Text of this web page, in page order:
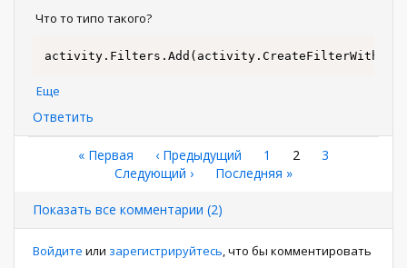
Что то типо такого?
Еще
Ответить
Нумерация
страниц
Первая
страница
« Первая ←
‹ Предыдущий Страница
1
Текущая
2 Страница
3
Следующая
Следующий ›
Последняя
Последняя »
Показать все комментарии (2)
Войдите или зарегистрируйтесь , что бы комментировать